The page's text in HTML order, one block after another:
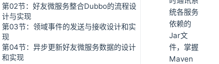
第02节：好友微服务整合Dubbo的流程设
计与实现
第03节：领域事件的发送与接收设计和实
现
第04节：异步更新好友微服务数据的设计
和实现
统各服务
依赖的
Jar文
件，掌握
Maven